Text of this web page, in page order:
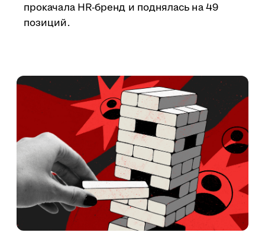
прокачала HR-бренд и поднялась на 49
позиций.